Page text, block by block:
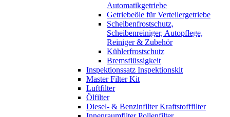
Automatikgetriebe
Getriebeöle für Verteilergetriebe
Scheibenfrostschutz,
Scheibenreiniger, Autopflege,
Reiniger & Zubehör
Kühlerfrostschutz
Bremsflüssigkeit
Inspektionssatz Inspektionskit
Master Filter Kit
Luftfilter
Ölfilter
Diesel- & Benzinfilter Kraftstofffilter